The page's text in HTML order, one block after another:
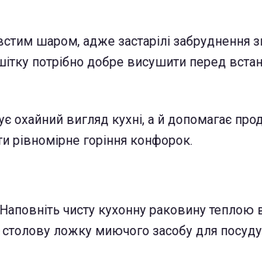
шаром, адже застарілі забруднення
потрібно добре висушити перед
охайний вигляд кухні, а й допомагає
рівномірне горіння конфорок.
Наповніть чисту кухонну раковину теплою
ложку миючого засобу для